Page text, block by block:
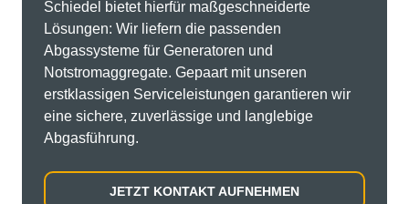
Schiedel bietet hierfür maßgeschneiderte
Lösungen: Wir liefern die passenden
Abgassysteme für Generatoren und
Notstromaggregate. Gepaart mit unseren
erstklassigen Serviceleistungen garantieren wir
eine sichere, zuverlässige und langlebige
Abgasführung.
JETZT KONTAKT AUFNEHMEN